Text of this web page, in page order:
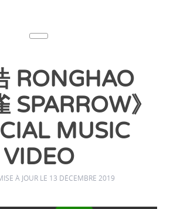
RONGHAO
SPARROW》
MUSIC
VIDEO
À JOUR LE 13 DÉCEMBRE 2019